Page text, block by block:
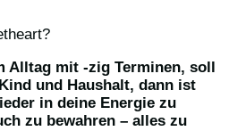
Alltag mit -zig Terminen, soll
und Haushalt, dann ist
in deine Energie zu
zu bewahren – alles zu